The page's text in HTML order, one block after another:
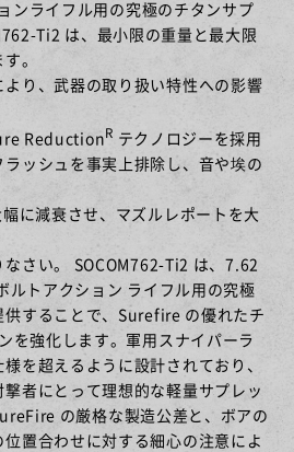
ンライフル用の究極のチタンサプ
Ti2 は、最小限の重量と最大限
。
り、武器の取り扱い特性への影響
ReductionR テクノロジーを採用
ッシュを事実上排除し、音や埃の
に減衰させ、マズルレポートを大
さい。 SOCOM762-Ti2 は、7.62
トアクション ライフル用の究極
することで、Surefire の優れたチ
を強化します。軍用スナイパーラ
を超えるように設計されており、
者にとって理想的な軽量サプレッ
の厳格な製造公差と、ボアの
置合わせに対する細心の注意によ